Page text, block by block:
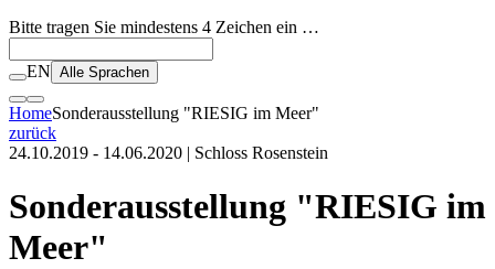
Bitte tragen Sie mindestens 4 Zeichen ein …
EN Alle Sprachen
HomeSonderausstellung "RIESIG im Meer"
zurück
24.10.2019 - 14.06.2020 | Schloss Rosenstein
Sonderausstellung "RIESIG im
Meer"